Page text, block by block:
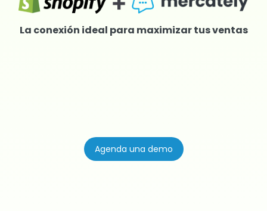
La conexión ideal para maximizar tus ventas
Agenda una demo